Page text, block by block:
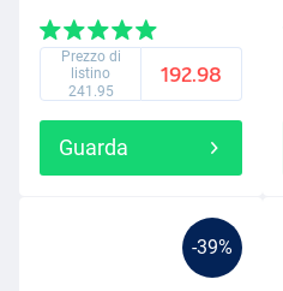
Prezzo di
listino
241.95
192.98
Guarda
-39%